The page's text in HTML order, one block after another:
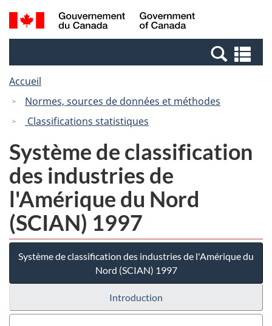
Passer
au
Passer
à
Canada
Recherche
et
et
Accueil
Normes, sources de données et méthodes
Classifications statistiques
Système de classification
des industries de
l'Amérique du Nord
(SCIAN) 1997
Système de classification des industries de l'Amérique du
Nord (SCIAN) 1997
Introduction